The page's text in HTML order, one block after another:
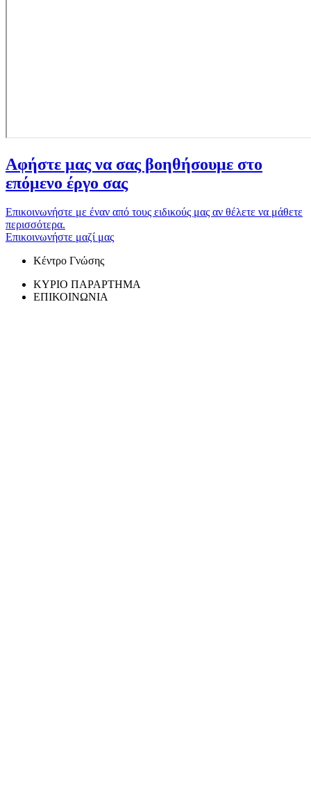
Αφήστε μας να σας βοηθήσουμε στο
επόμενο έργο σας
Επικοινωνήστε με έναν από τους ειδικούς μας αν θέλετε να μάθετε
περισσότερα.
Επικοινωνήστε μαζί μας
Κέντρο Γνώσης
ΚΥΡΙΟ ΠΑΡΑΡΤΗΜΑ
ΕΠΙΚΟΙΝΩΝΙΑ